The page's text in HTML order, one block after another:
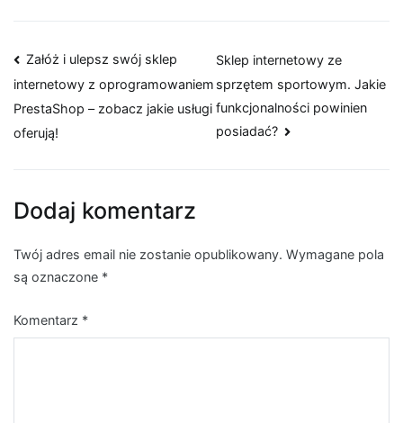
Nawigacja
wpisu
Załóż i ulepsz swój sklep
internetowy z oprogramowaniem
PrestaShop – zobacz jakie usługi
oferują!
Sklep internetowy ze
sprzętem sportowym. Jakie
funkcjonalności powinien
posiadać?
Dodaj komentarz
Twój adres email nie zostanie opublikowany. Wymagane pola
są oznaczone *
Komentarz *